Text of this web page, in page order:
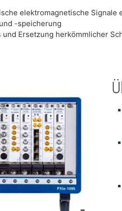
elektromagnetische Signale
-speicherung
Ersetzung herkömmlicher